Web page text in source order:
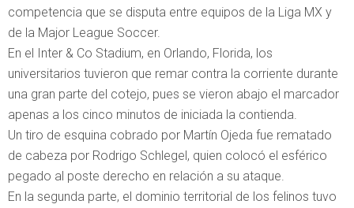
competencia que se disputa entre equipos de la Liga MX y
de la Major League Soccer.
En el Inter & Co Stadium, en Orlando, Florida, los
universitarios tuvieron que remar contra la corriente durante
una gran parte del cotejo, pues se vieron abajo el marcador
apenas a los cinco minutos de iniciada la contienda.
Un tiro de esquina cobrado por Martín Ojeda fue rematado
de cabeza por Rodrigo Schlegel, quien colocó el esférico
pegado al poste derecho en relación a su ataque.
En la segunda parte, el dominio territorial de los felinos tuvo